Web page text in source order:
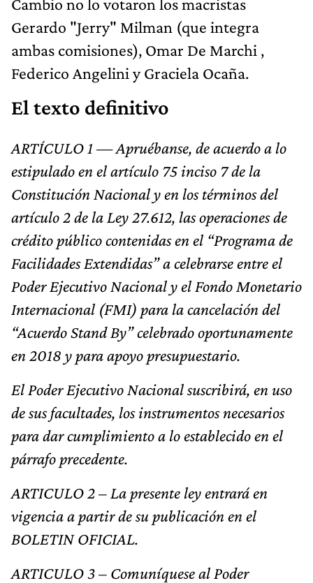
Gerardo "Jerry" Milman (que integra
ambas comisiones), Omar De Marchi ,
Federico Angelini y Graciela Ocaña.
El texto definitivo
ARTÍCULO 1 — Apruébanse, de acuerdo a lo
estipulado en el artículo 75 inciso 7 de la
Constitución Nacional y en los términos del
artículo 2 de la Ley 27.612, las operaciones de
crédito público contenidas en el “Programa de
Facilidades Extendidas” a celebrarse entre el
Poder Ejecutivo Nacional y el Fondo Monetario
Internacional (FMI) para la cancelación del
“Acuerdo Stand By” celebrado oportunamente
en 2018 y para apoyo presupuestario.
El Poder Ejecutivo Nacional suscribirá, en uso
de sus facultades, los instrumentos necesarios
para dar cumplimiento a lo establecido en el
párrafo precedente.
ARTICULO 2 – La presente ley entrará en
vigencia a partir de su publicación en el
BOLETIN OFICIAL.
ARTICULO 3 – Comuníquese al Poder